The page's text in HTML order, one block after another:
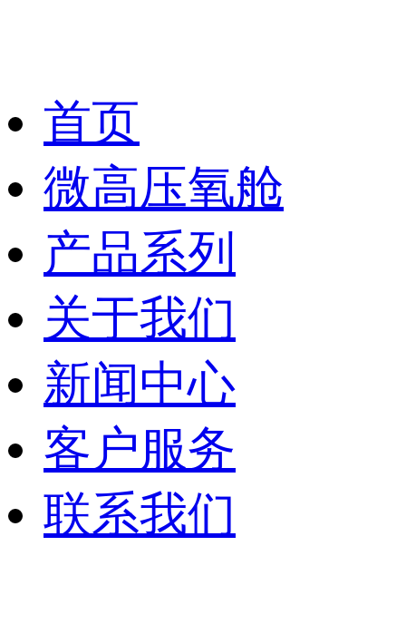
首页
微高压氧舱
产品系列
关于我们
新闻中心
客户服务
联系我们